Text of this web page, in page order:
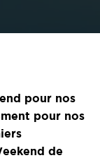
pour nos
pour nos
de